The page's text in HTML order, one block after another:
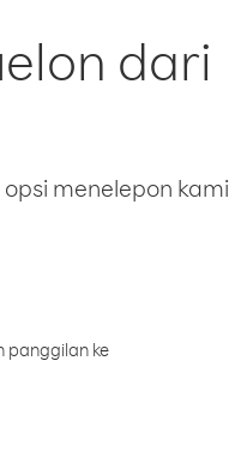
dari
menelepon kami
panggilan ke